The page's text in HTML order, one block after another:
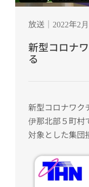
放送｜2022年2
新型コロナ
る
新型コロナワク
伊那北部５町村
対象とした集団